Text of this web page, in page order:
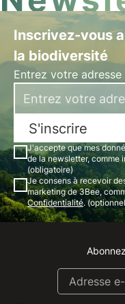
Inscrivez-vous
la biodiversité
Entrez votre
S'inscrire
J'accepte que mes
de la newsletter, comme
(obligatoire)
Je consens à recevoir
marketing de 3Bee,
Confidentialité.